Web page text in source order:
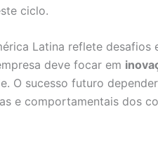
ciclo.
Latina reflete desafios
deve focar em
O sucesso futuro
e comportamentais dos